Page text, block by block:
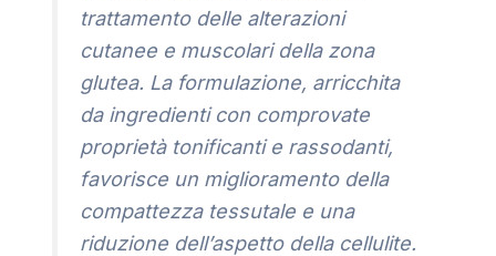
trattamento delle alterazioni
cutanee e muscolari della zona
glutea. La formulazione, arricchita
da ingredienti con comprovate
proprietà tonificanti e rassodanti,
favorisce un miglioramento della
compattezza tessutale e una
riduzione dell’aspetto della cellulite.